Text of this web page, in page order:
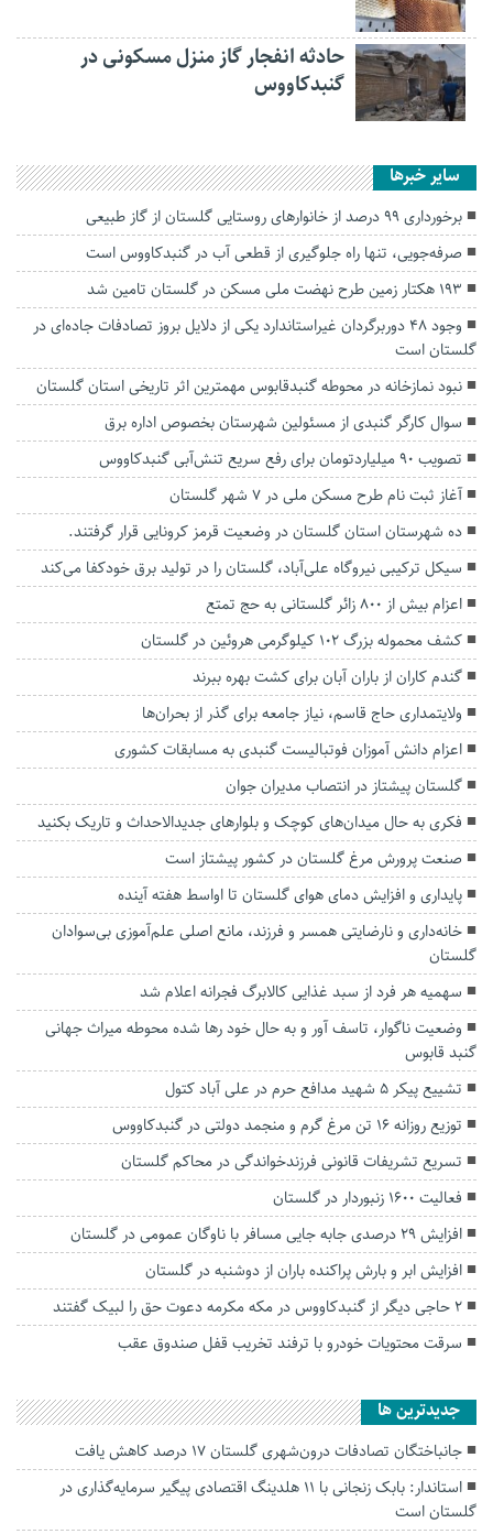
حادثه انفجار گاز منزل مسکونی در
گنبدکاووس
سایر خبرها
برخورداری ۹۹ درصد از خانوارهای روستایی گلستان از گاز طبیعی
صرفه‌جویی، تنها راه جلوگیری از قطعی آب در گنبدکاووس است
۱۹۳ هکتار زمین طرح نهضت ملی مسکن در گلستان تامین شد
وجود ۴۸ دوربرگردان غیراستاندارد یکی از دلایل بروز تصادفات جاده‌ای در
گلستان است
نبود نمازخانه در محوطه گنبدقابوس مهمترین اثر تاریخی استان گلستان
سوال کارگر گنبدی از مسئولین شهرستان بخصوص اداره برق
تصویب ۹۰ میلیاردتومان برای رفع سریع تنش‌آبی گنبدکاووس
آغاز ثبت نام طرح مسکن ملی در ۷ شهر گلستان
ده شهرستان استان گلستان در وضعیت قرمز کرونایی قرار گرفتند.
سیکل ترکیبی نیروگاه علی‌آباد، گلستان را در تولید برق خودکفا می‌کند
اعزام بیش از ۸۰۰ زائر گلستانی به حج تمتع
کشف محموله بزرگ ۱۰۲ کیلوگرمی هروئین در گلستان
گندم کاران از باران آبان برای کشت بهره ببرند
ولایتمداری حاج قاسم، نیاز جامعه برای گذر از بحران‌ها
اعزام دانش آموزان فوتبالیست گنبدی به مسابقات کشوری
گلستان پیشتاز در انتصاب مدیران جوان
فکری به حال میدان‌‌های کوچک و بلوارهای جدیدالاحداث و تاریک بکنید
صنعت پرورش مرغ گلستان در کشور پیشتاز است
پایداری و افزایش دمای هوای گلستان تا اواسط هفته آینده
خانه‌داری و نارضایتی همسر و فرزند، مانع اصلی علم‌آموزی بی‌سوادان
گلستان
سهمیه هر فرد از سبد غذایی کالابرگ فجرانه اعلام شد
وضعیت ناگوار، تاسف آور و به حال خود رها شده محوطه میراث‌ جهانی
گنبد قابوس
تشییع پیکر ۵ شهید مدافع حرم در علی آباد کتول
توزیع روزانه ۱۶ تن مرغ گرم و منجمد دولتی در گنبدکاووس
تسریع تشریفات قانونی فرزندخواندگی در محاکم گلستان
فعالیت ۱۶۰۰ زنبوردار در گلستان
افزایش ۲۹ درصدی جابه جایی مسافر با ناوگان عمومی در گلستان
افزایش ابر و بارش پراکنده باران از دوشنبه در گلستان
۲ حاجی دیگر از گنبدکاووس در‌ مکه مکرمه دعوت حق را لبیک گفتند
سرقت محتویات خودرو با ترفند تخریب قفل صندوق عقب
جديدترين ها
جانباختگان تصادفات درون‌شهری گلستان ۱۷ درصد کاهش یافت
استاندار: بابک زنجانی با ۱۱ هلدینگ اقتصادی پیگیر سرمایه‌گذاری در
گلستان است